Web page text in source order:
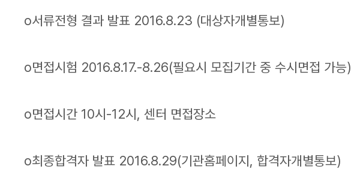
o서류전형 결과 발표 2016.8.23 (대상자개별통보)
o면접시험 2016.8.17.-8.26(필요시 모집기간 중 수시면접 가능)
o면접시간 10시-12시, 센터 면접장소
o최종합격자 발표 2016.8.29(기관홈페이지, 합격자개별통보)